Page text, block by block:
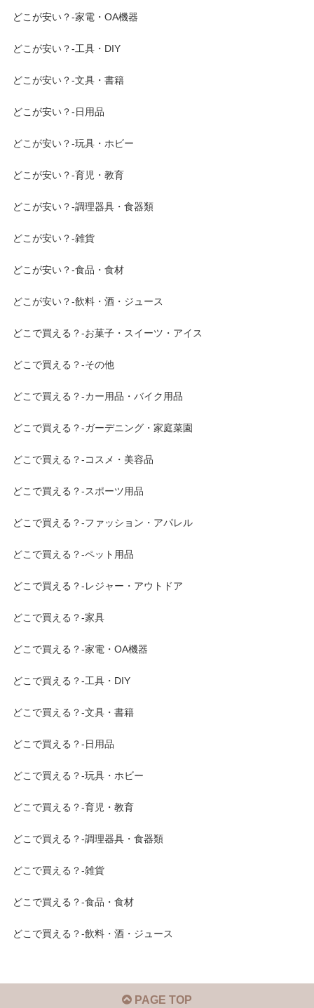
どこが安い？-家電・OA機器
どこが安い？-工具・DIY
どこが安い？-文具・書籍
どこが安い？-日用品
どこが安い？-玩具・ホビー
どこが安い？-育児・教育
どこが安い？-調理器具・食器類
どこが安い？-雑貨
どこが安い？-食品・食材
どこが安い？-飲料・酒・ジュース
どこで買える？-お菓子・スイーツ・アイス
どこで買える？-その他
どこで買える？-カー用品・バイク用品
どこで買える？-ガーデニング・家庭菜園
どこで買える？-コスメ・美容品
どこで買える？-スポーツ用品
どこで買える？-ファッション・アパレル
どこで買える？-ペット用品
どこで買える？-レジャー・アウトドア
どこで買える？-家具
どこで買える？-家電・OA機器
どこで買える？-工具・DIY
どこで買える？-文具・書籍
どこで買える？-日用品
どこで買える？-玩具・ホビー
どこで買える？-育児・教育
どこで買える？-調理器具・食器類
どこで買える？-雑貨
どこで買える？-食品・食材
どこで買える？-飲料・酒・ジュース
PAGE TOP